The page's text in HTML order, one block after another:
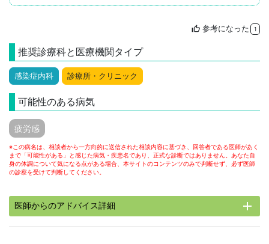
thumb_up 参考になった 1
推奨診療科と医療機関タイプ
感染症内科 診療所・クリニック
可能性のある病気
疲労感
※この病名は、相談者から一方向的に送信された相談内容に基づき、回答者である医師があく
まで「可能性がある」と感じた病気・疾患名であり、正式な診断ではありません。あなた自
身の体調について気になる点がある場合、本サイトのコンテンツのみで判断せず、必ず医師
の診察を受けて判断してください。
医師からのアドバイス詳細 add